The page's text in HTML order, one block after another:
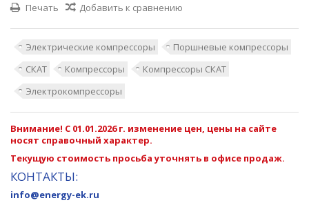
Печать Добавить к сравнению
Электрические компрессоры
Поршневые компрессоры
СКАТ
Компрессоры
Компрессоры СКАТ
Электрокомпрессоры
Внимание! С 01.01.2026 г. изменение цен, цены на сайте
носят справочный характер.
Текущую стоимость просьба уточнять в офисе продаж.
КОНТАКТЫ:
info@energy-ek.ru